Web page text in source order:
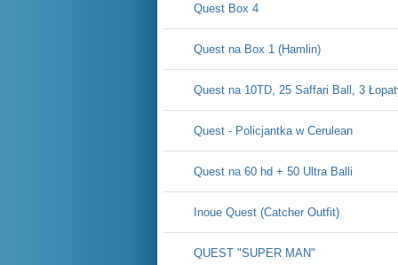
Quest Box 4
Quest na Box 1 (Hamlin)
Quest na 10TD, 25 Saffari Ball, 3
Quest - Policjantka w Cerulean
Quest na 60 hd + 50 Ultra Balli
Inoue Quest (Catcher Outfit)
QUEST "SUPER MAN"